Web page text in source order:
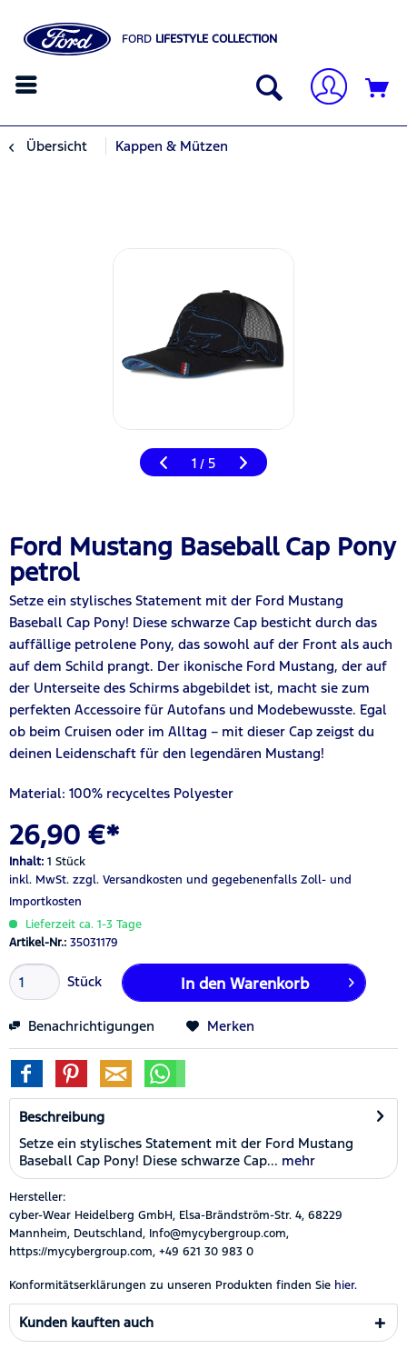
FORD LIFESTYLE COLLECTION
Übersicht Kappen & Mützen
1 / 5
Ford Mustang Baseball Cap Pony
petrol
Setze ein stylisches Statement mit der Ford Mustang
Baseball Cap Pony! Diese schwarze Cap besticht durch das
auffällige petrolene Pony, das sowohl auf der Front als auch
auf dem Schild prangt. Der ikonische Ford Mustang, der auf
der Unterseite des Schirms abgebildet ist, macht sie zum
perfekten Accessoire für Autofans und Modebewusste. Egal
ob beim Cruisen oder im Alltag – mit dieser Cap zeigst du
deinen Leidenschaft für den legendären Mustang!
Material: 100% recyceltes Polyester
26,90 €*
Inhalt: 1 Stück
inkl. MwSt. zzgl. Versandkosten und gegebenenfalls Zoll- und
Importkosten
Lieferzeit ca. 1-3 Tage
Artikel-Nr.: 35031179
Stück In den Warenkorb
Benachrichtigungen Merken
Beschreibung
Setze ein stylisches Statement mit der Ford Mustang
Baseball Cap Pony! Diese schwarze Cap... mehr
Hersteller:
cyber-Wear Heidelberg GmbH, Elsa-Brändström-Str. 4, 68229
Mannheim, Deutschland, Info@mycybergroup.com,
https://mycybergroup.com, +49 621 30 983 0
Konformitätserklärungen zu unseren Produkten finden Sie hier.
Kunden kauften auch